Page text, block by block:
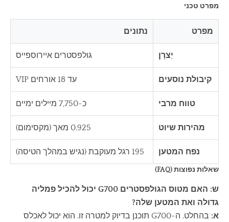
מפרט טכני
מפרט נתונים
יַצרָן גולפסטרים איירוספייס
קיבולת נוסעים עד 18 אורחים VIP
טווח מרבי כ-7,750 מיילים ימיים
מהירות שיוט 0.925 מאך (מקסימום)
נפח המטען 195 רגל מעוקבת (נגיש במהלך הטיסה)
שאלות נפוצות (FAQ)
ש: האם מטוס הגולפסטרים G700 יכול להכיל פמליה
גדולה ואת המטען שלה?
א:
בהחלט. ה-G700 תוכנן בדיוק למטרה זו. הוא יכול לאכלס